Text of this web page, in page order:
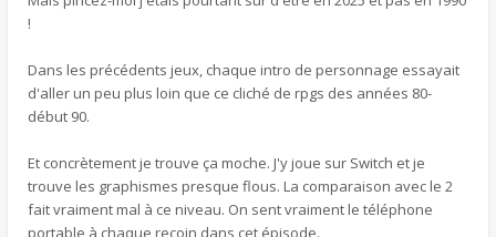
!
Dans les précédents jeux, chaque intro de personnage essayait
d'aller un peu plus loin que ce cliché de rpgs des années 80-
début 90.
Et concrètement je trouve ça moche. J'y joue sur Switch et je
trouve les graphismes presque flous. La comparaison avec le 2
fait vraiment mal à ce niveau. On sent vraiment le téléphone
portable à chaque recoin dans cet épisode.